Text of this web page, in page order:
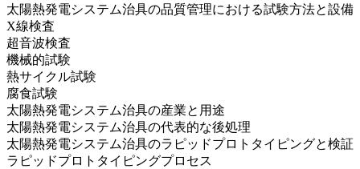
太陽熱発電システム治具の品質管理における試験方法と設備
X線検査
超音波検査
機械的試験
熱サイクル試験
腐食試験
太陽熱発電システム治具の産業と用途
太陽熱発電システム治具の代表的な後処理
太陽熱発電システム治具のラピッドプロトタイピングと検証
ラピッドプロトタイピングプロセス